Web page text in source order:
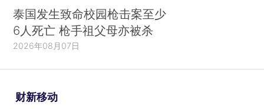
泰国发生致命校园枪击案至少
6人死亡 枪手祖父母亦被杀
2026年08月07日
财新移动